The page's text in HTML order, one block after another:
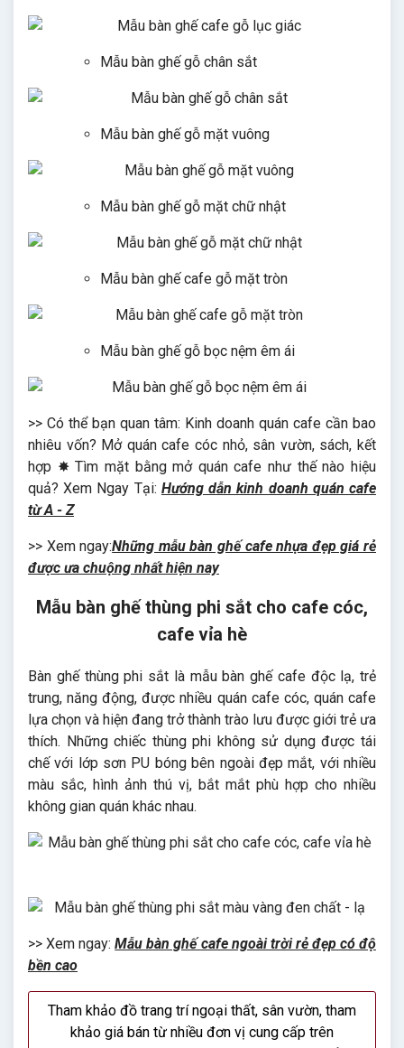
Mẫu bàn ghế gỗ chân sắt
Mẫu bàn ghế gỗ mặt vuông
Mẫu bàn ghế gỗ mặt chữ nhật
Mẫu bàn ghế cafe gỗ mặt tròn
Mẫu bàn ghế gỗ bọc nệm êm ái
>> Có thể bạn quan tâm: Kinh doanh quán cafe cần bao
nhiêu vốn? Mở quán cafe cóc nhỏ, sân vườn, sách, kết
hợp ✸ Tìm mặt bằng mở quán cafe như thế nào hiệu
quả? Xem Ngay Tại: Hướng dẫn kinh doanh quán cafe
từ A - Z
>> Xem ngay:Những mẫu bàn ghế cafe nhựa đẹp giá rẻ
được ưa chuộng nhất hiện nay
Mẫu bàn ghế thùng phi sắt cho cafe cóc,
cafe vỉa hè
Bàn ghế thùng phi sắt là mẫu bàn ghế cafe độc lạ, trẻ
trung, năng động, được nhiều quán cafe cóc, quán cafe
lựa chọn và hiện đang trở thành trào lưu được giới trẻ ưa
thích. Những chiếc thùng phi không sử dụng được tái
chế với lớp sơn PU bóng bên ngoài đẹp mắt, với nhiều
màu sắc, hình ảnh thú vị, bắt mắt phù hợp cho nhiều
không gian quán khác nhau.
>> Xem ngay:Mẫu bàn ghế cafe ngoài trời rẻ đẹp có độ
bền cao
Tham khảo đồ trang trí ngoại thất, sân vườn, tham
khảo giá bán từ nhiều đơn vị cung cấp trên